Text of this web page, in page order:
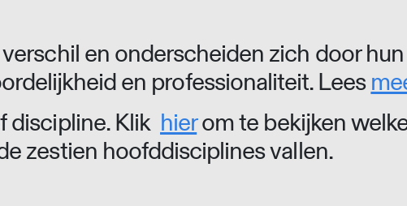
en onderscheiden zich door
en professionaliteit. Lees
discipline. Klik hierom te bekijken
zestien hoofddisciplines vallen.